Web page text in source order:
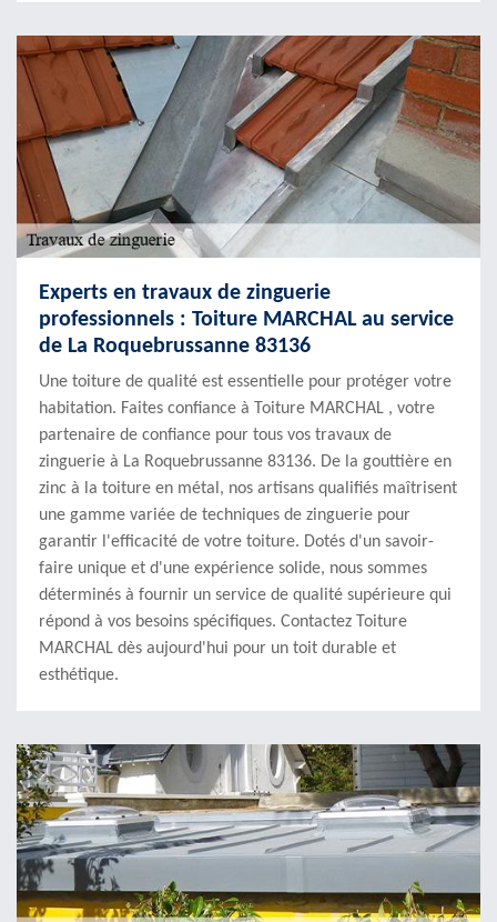
Experts en travaux de zinguerie
professionnels : Toiture MARCHAL au service
de La Roquebrussanne 83136
Une toiture de qualité est essentielle pour protéger votre
habitation. Faites confiance à Toiture MARCHAL , votre
partenaire de confiance pour tous vos travaux de
zinguerie à La Roquebrussanne 83136. De la gouttière en
zinc à la toiture en métal, nos artisans qualifiés maîtrisent
une gamme variée de techniques de zinguerie pour
garantir l'efficacité de votre toiture. Dotés d'un savoir-
faire unique et d'une expérience solide, nous sommes
déterminés à fournir un service de qualité supérieure qui
répond à vos besoins spécifiques. Contactez Toiture
MARCHAL dès aujourd'hui pour un toit durable et
esthétique.